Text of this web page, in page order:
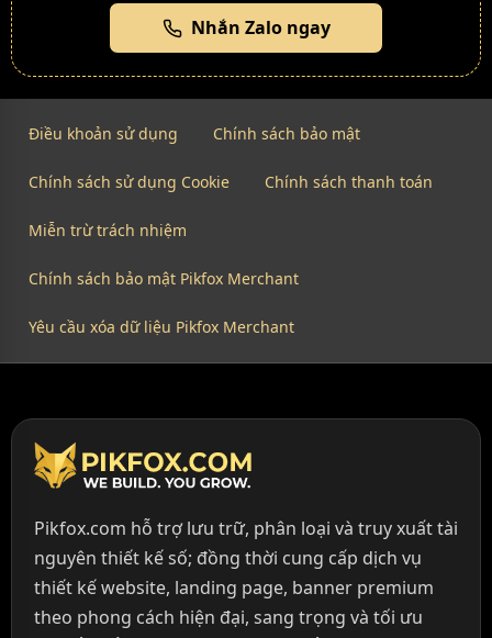
Nhắn Zalo ngay
Điều khoản sử dụng Chính sách bảo mật
Chính sách sử dụng Cookie Chính sách thanh toán
Miễn trừ trách nhiệm
Chính sách bảo mật Pikfox Merchant
Yêu cầu xóa dữ liệu Pikfox Merchant
Pikfox.com hỗ trợ lưu trữ, phân loại và truy xuất tài
nguyên thiết kế số; đồng thời cung cấp dịch vụ
thiết kế website, landing page, banner premium
theo phong cách hiện đại, sang trọng và tối ưu